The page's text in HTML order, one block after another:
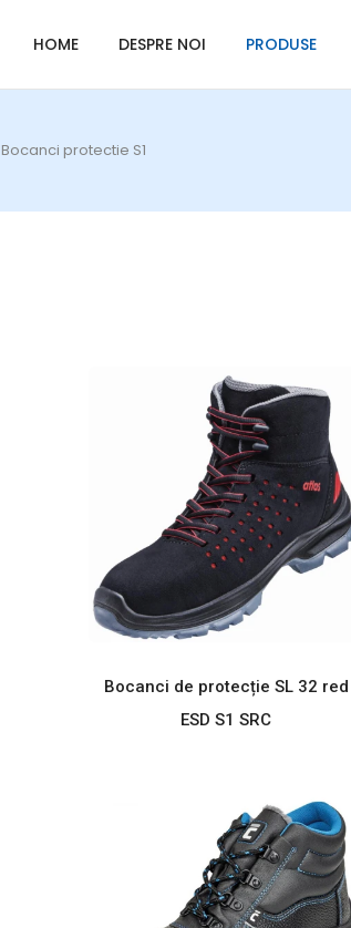
HOME DESPRE NOI PRODUSE
Bocanci protectie S1
Bocanci de protecție SL 32 red
ESD S1 SRC